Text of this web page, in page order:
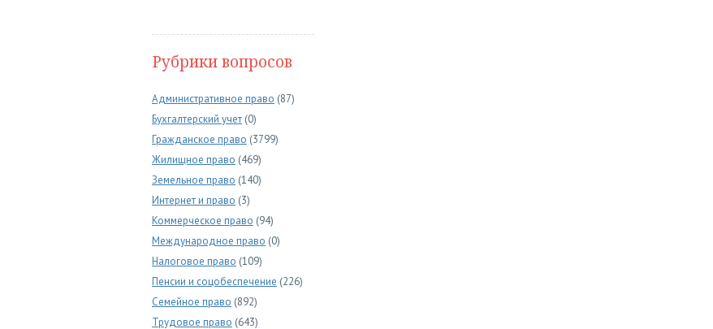
Рубрики вопросов
Административное право (87)
Бухгалтерский учет (0)
Гражданское право (3799)
Жилищное право (469)
Земельное право (140)
Интернет и право (3)
Коммерческое право (94)
Международное право (0)
Налоговое право (109)
Пенсии и соцобеспечение (226)
Семейное право (892)
Трудовое право (643)